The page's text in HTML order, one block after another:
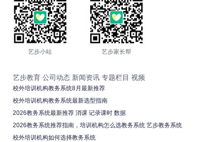
艺步小站 艺步家长帮
艺步教育 公司动态 新闻资讯 专题栏目 视频
校外培训机构教务系统8月最新推荐
校外培训机构教务系统最新选型指南
2026教务系统最新推荐 消课 记录课时 数据
2026教务系统推荐指南，培训机构怎么选教务系统 艺步教务系统
校外培训机构如何选择教务系统